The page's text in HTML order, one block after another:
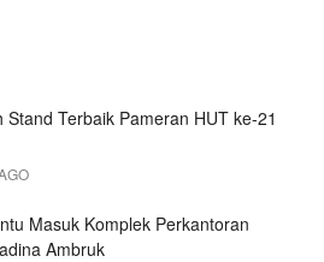
Stand Terbaik Pameran HUT ke-21
Masuk Komplek Perkantoran
Ambruk